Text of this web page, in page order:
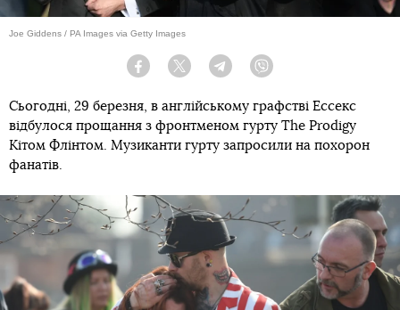
Joe Giddens / PA Images via Getty Images
Facebook Twitter Telegram
Сьогодні, 29 березня, в англійському графстві Ессекс
відбулося прощання з фронтменом гурту The Prodigy
Кітом Флінтом. Музиканти гурту запросили на похорон
фанатів.